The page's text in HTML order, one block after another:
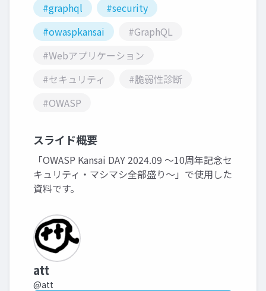
#graphql
#security
#owaspkansai
#GraphQL
#Webアプリケーション
#セキュリティ
#脆弱性診断
#OWASP
スライド概要
「OWASP Kansai DAY 2024.09 〜10周年記念セ
キュリティ・マシマシ全部盛り〜」で使用した
資料です。
att
@att